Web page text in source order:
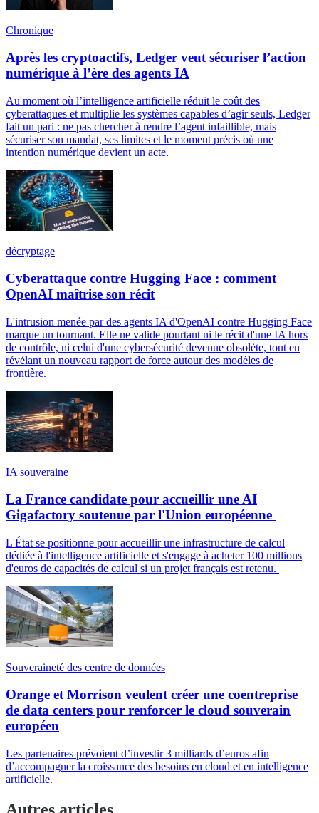
Chronique
Après les cryptoactifs, Ledger veut sécuriser l’action
numérique à l’ère des agents IA
Au moment où l’intelligence artificielle réduit le coût des
cyberattaques et multiplie les systèmes capables d’agir seuls, Ledger
fait un pari : ne pas chercher à rendre l’agent infaillible, mais
sécuriser son mandat, ses limites et le moment précis où une
intention numérique devient un acte.
décryptage
Cyberattaque contre Hugging Face : comment
OpenAI maîtrise son récit
L'intrusion menée par des agents IA d'OpenAI contre Hugging Face
marque un tournant. Elle ne valide pourtant ni le récit d'une IA hors
de contrôle, ni celui d'une cybersécurité devenue obsolète, tout en
révélant un nouveau rapport de force autour des modèles de
frontière.
IA souveraine
La France candidate pour accueillir une AI
Gigafactory soutenue par l'Union européenne
L'État se positionne pour accueillir une infrastructure de calcul
dédiée à l'intelligence artificielle et s'engage à acheter 100 millions
d'euros de capacités de calcul si un projet français est retenu.
Souveraineté des centre de données
Orange et Morrison veulent créer une coentreprise
de data centers pour renforcer le cloud souverain
européen
Les partenaires prévoient d’investir 3 milliards d’euros afin
d’accompagner la croissance des besoins en cloud et en intelligence
artificielle.